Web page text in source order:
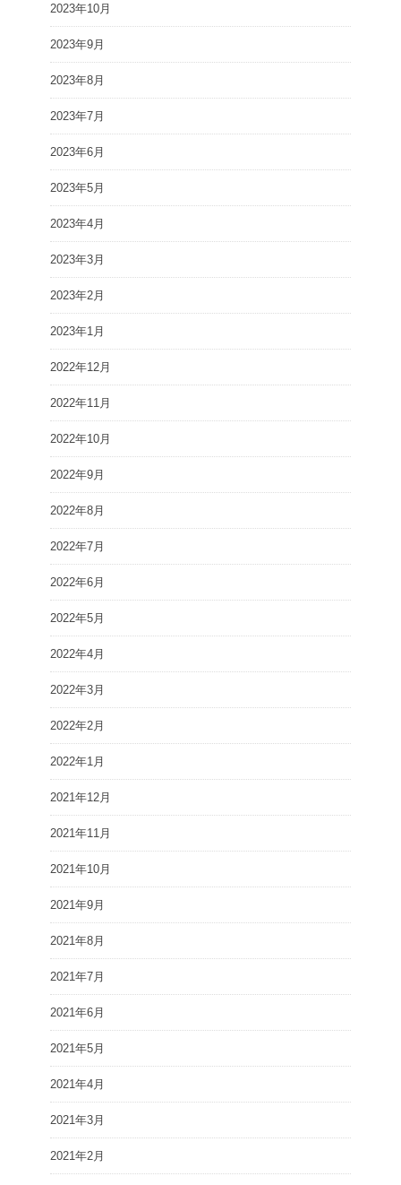
2023年10月
2023年9月
2023年8月
2023年7月
2023年6月
2023年5月
2023年4月
2023年3月
2023年2月
2023年1月
2022年12月
2022年11月
2022年10月
2022年9月
2022年8月
2022年7月
2022年6月
2022年5月
2022年4月
2022年3月
2022年2月
2022年1月
2021年12月
2021年11月
2021年10月
2021年9月
2021年8月
2021年7月
2021年6月
2021年5月
2021年4月
2021年3月
2021年2月